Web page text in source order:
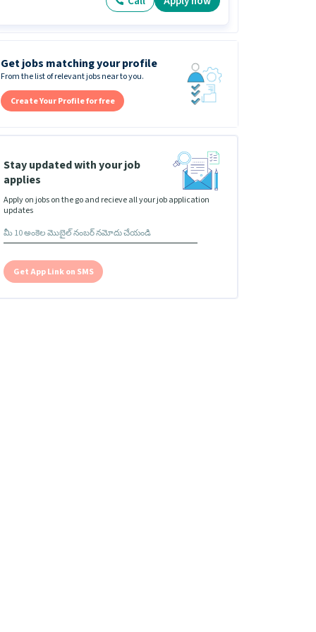
Get jobs matching your profile
From the list of relevant jobs near to you.
Create Your Profile for free
Stay updated with your job
applies
Apply on jobs on the go and recieve all your job application
updates
Get App Link on SMS